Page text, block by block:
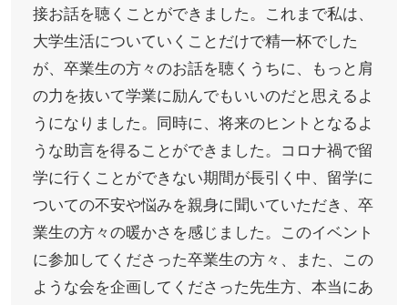
接お話を聴くことができました。これまで私は、
大学生活についていくことだけで精一杯でした
が、卒業生の方々のお話を聴くうちに、もっと肩
の力を抜いて学業に励んでもいいのだと思えるよ
うになりました。同時に、将来のヒントとなるよ
うな助言を得ることができました。コロナ禍で留
学に行くことができない期間が長引く中、留学に
ついての不安や悩みを親身に聞いていただき、卒
業生の方々の暖かさを感じました。このイベント
に参加してくださった卒業生の方々、また、この
ような会を企画してくださった先生方、本当にあ